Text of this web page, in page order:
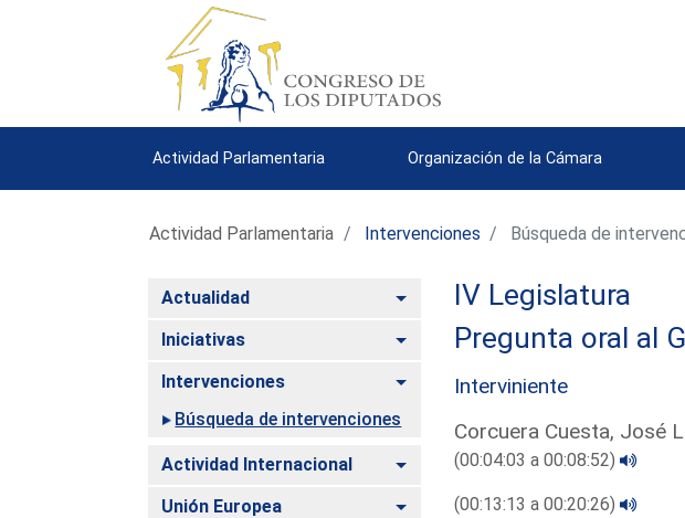
Actividad Parlamentaria Organización de la Cámara
Actividad Parlamentaria Intervenciones Búsqueda de
Actualidad Alternar
Iniciativas Alternar
Intervenciones
Alternar
Búsqueda de intervenciones
Actividad Internacional Alternar
Unión Europea Alternar
IV Legislatura
Pregunta oral al
Interviniente
Corcuera Cuesta, José
(00:04:03 a 00:08:52)
(00:13:13 a 00:20:26)